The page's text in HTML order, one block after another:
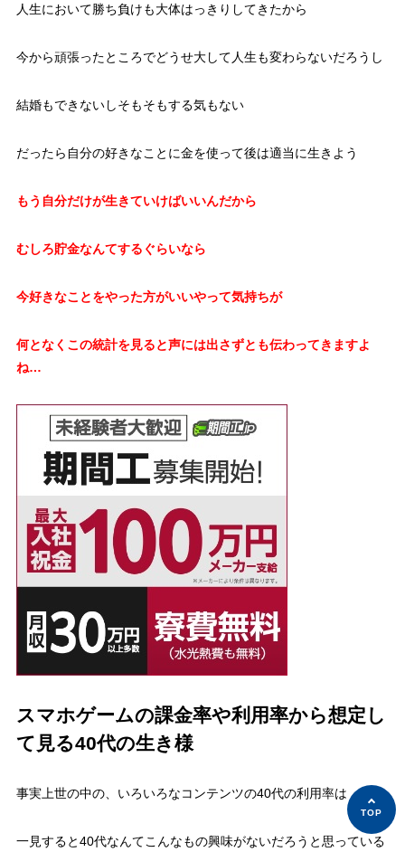
人生において勝ち負けも大体はっきりしてきたから
今から頑張ったところでどうせ大して人生も変わらないだろうし
結婚もできないしそもそもする気もない
だったら自分の好きなことに金を使って後は適当に生きよう
もう自分だけが生きていけばいいんだから
むしろ貯金なんてするぐらいなら
今好きなことをやった方がいいやって気持ちが
何となくこの統計を見ると声には出さずとも伝わってきますよ
ね…
スマホゲームの課金率や利用率から想定し
て見る40代の生き様
事実上世の中の、いろいろなコンテンツの40代の利用率は
一見すると40代なんてこんなもの興味がないだろうと思っている